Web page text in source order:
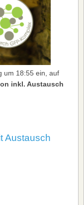
um 18:55 ein, auf
inkl. Austausch
Austausch